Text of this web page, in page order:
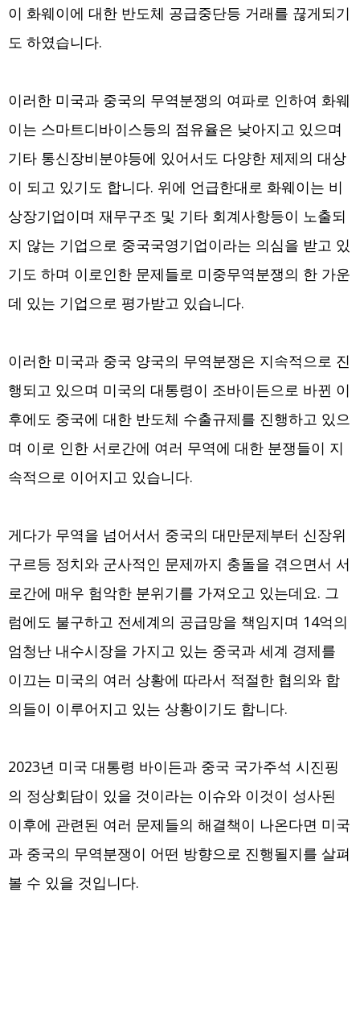
이 화웨이에 대한 반도체 공급중단등 거래를 끊게되기
도 하였습니다.
이러한 미국과 중국의 무역분쟁의 여파로 인하여 화웨
이는 스마트디바이스등의 점유율은 낮아지고 있으며
기타 통신장비분야등에 있어서도 다양한 제제의 대상
이 되고 있기도 합니다. 위에 언급한대로 화웨이는 비
상장기업이며 재무구조 및 기타 회계사항등이 노출되
지 않는 기업으로 중국국영기업이라는 의심을 받고 있
기도 하며 이로인한 문제들로 미중무역분쟁의 한 가운
데 있는 기업으로 평가받고 있습니다.
이러한 미국과 중국 양국의 무역분쟁은 지속적으로 진
행되고 있으며 미국의 대통령이 조바이든으로 바뀐 이
후에도 중국에 대한 반도체 수출규제를 진행하고 있으
며 이로 인한 서로간에 여러 무역에 대한 분쟁들이 지
속적으로 이어지고 있습니다.
게다가 무역을 넘어서서 중국의 대만문제부터 신장위
구르등 정치와 군사적인 문제까지 충돌을 겪으면서 서
로간에 매우 험악한 분위기를 가져오고 있는데요. 그
럼에도 불구하고 전세계의 공급망을 책임지며 14억의
엄청난 내수시장을 가지고 있는 중국과 세계 경제를
이끄는 미국의 여러 상황에 따라서 적절한 협의와 합
의들이 이루어지고 있는 상황이기도 합니다.
2023년 미국 대통령 바이든과 중국 국가주석 시진핑
의 정상회담이 있을 것이라는 이슈와 이것이 성사된
이후에 관련된 여러 문제들의 해결책이 나온다면 미국
과 중국의 무역분쟁이 어떤 방향으로 진행될지를 살펴
볼 수 있을 것입니다.